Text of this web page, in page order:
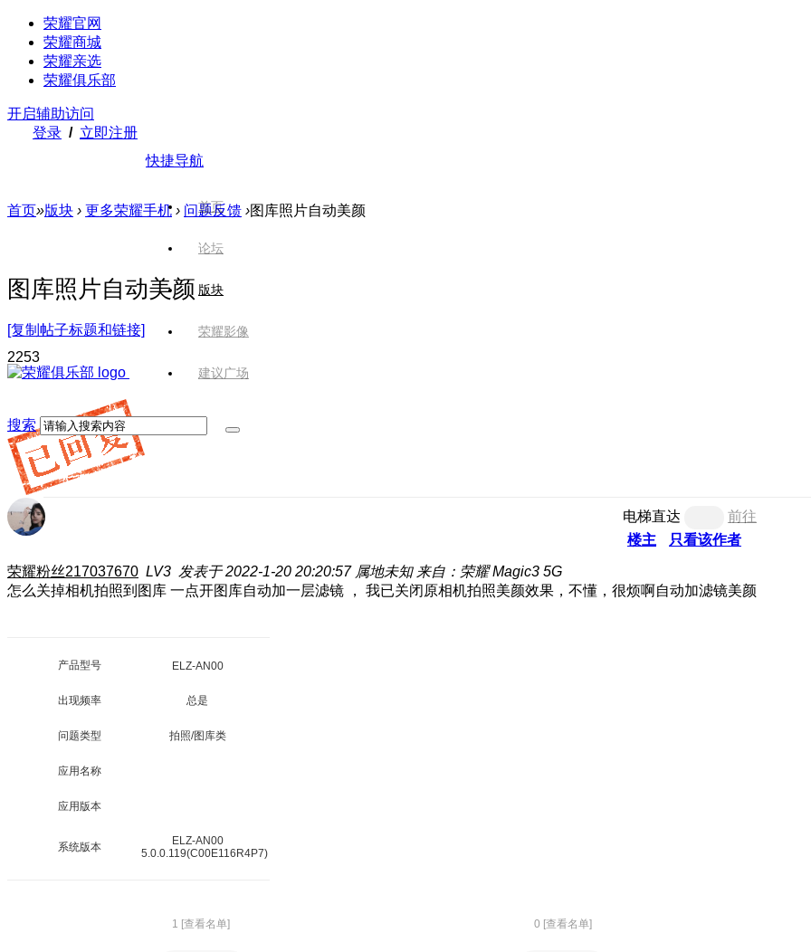
荣耀官网
荣耀商城
荣耀亲选
荣耀俱乐部
开启辅助访问
登录 / 立即注册
快捷导航
首页
论坛
版块
荣耀影像
建议广场
搜索
首页»版块 › 更多荣耀手机 › 问题反馈 ›图库照片自动美颜
图库照片自动美颜
[复制帖子标题和链接]
2253
电梯直达
前往
楼主
只看该作者
荣耀粉丝217037670 LV3 发表于 2022-1-20 20:20:57 属地未知 来自：荣耀 Magic3 5G
怎么关掉相机拍照到图库 一点开图库自动加一层滤镜 ， 我已关闭原相机拍照美颜效果，不懂，很烦啊自动加滤镜美颜
产品型号 ELZ-AN00
出现频率 总是
问题类型 拍照/图库类
应用名称
应用版本
系统版本
ELZ-AN00
5.0.0.119(C00E116R4P7)
1 [查看名单] 0 [查看名单]